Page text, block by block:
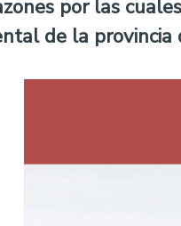
por las
de la provincia